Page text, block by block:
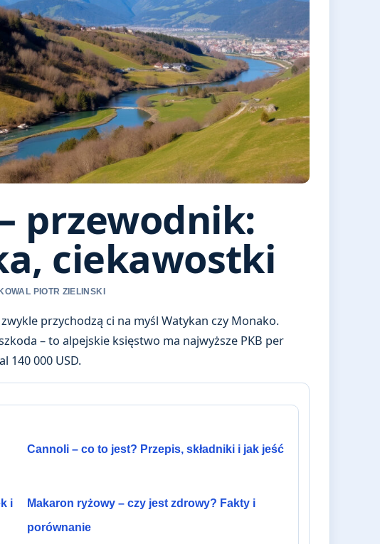
przewodnik:
ciekawostki
PIOTR ZIELINSKI
przychodzą ci na myśl Watykan czy Monako.
– to alpejskie księstwo ma najwyższe PKB per
140 000 USD.
Cannoli – co to jest? Przepis, składniki i jak jeść
i
Makaron ryżowy – czy jest zdrowy? Fakty i
porównanie